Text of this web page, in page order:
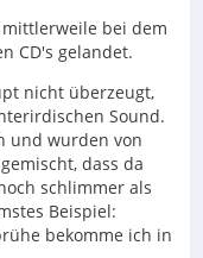
bei dem
CD's gelandet.
nicht überzeugt,
Sound.
und wurden von
dass da
schlimmer als
Beispiel:
bekomme ich in